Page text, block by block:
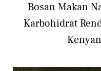
Bosan Makan
Karbohidrat